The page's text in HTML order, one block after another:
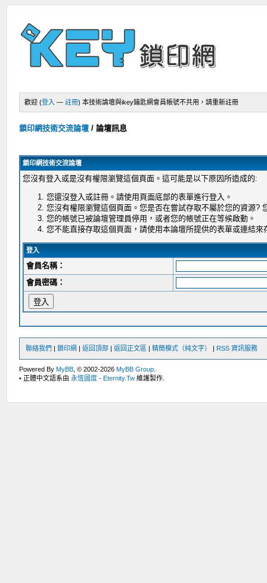
歡迎 (登入 —註冊) 本技術論壇與ikey鑰匙網會員帳號不共用，請重新註冊
鎖印網技術交流論壇 /論壇訊息
鎖印網技術交流論壇
您沒有登入或是沒有權限瀏覽這個頁面。這可能是以下原因所造成的:
您還沒登入或註冊。請使用頁面底部的表單進行登入。
您沒有權限瀏覽這個頁面。您是否在嘗試存取不屬於您的資源?
您的帳號已被論壇管理員停用，或者您的帳號正在等候啟動。
您不能直接存取這個頁面，請使用本論壇所提供的表單或連結來
登入
會員名稱：
會員密碼：
聯絡我們 |鎖印網 |返回頂部 |返回正文區 |精簡模式（純文字） | RSS 資訊服務
Powered ByMyBB , © 2002-2026MyBB Group
• 正體中文語系由永恆國度 - Eternity.Tw 維護製作.